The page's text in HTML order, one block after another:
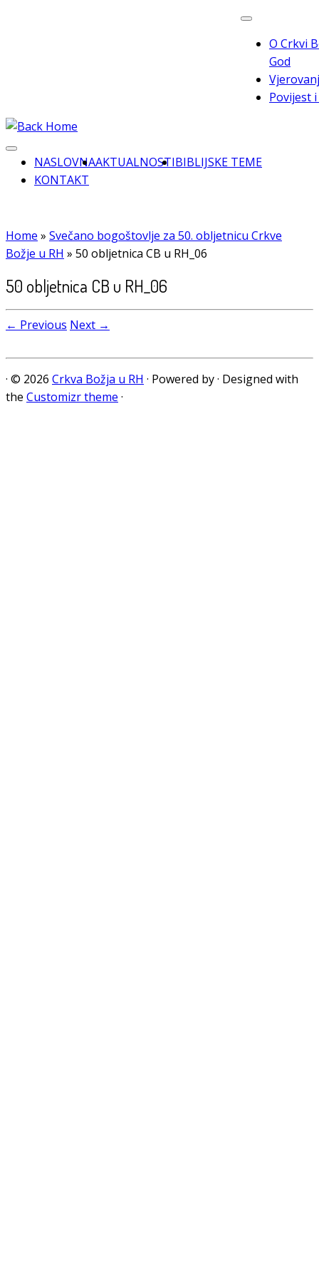
O Crkvi
God
Povijest
NASLOVNAAKTUALNOSTIBIBLIJSKE TEME
KONTAKT
Home » Svečano bogoštovlje za 50. obljetnicu Crkve
Božje u RH » 50 obljetnica CB u RH_06
50 obljetnica CB u RH_06
← Previous Next →
· © 2026 Crkva Božja u RH · Powered by· Designed with
the Customizr theme ·